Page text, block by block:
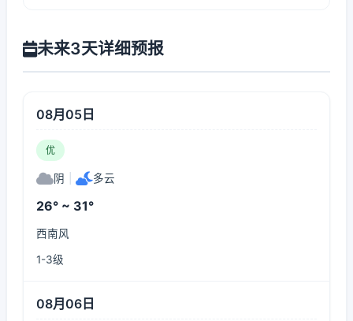
未来3天详细预报
08月05日
优
阴 多云
26° ~ 31°
西南风
1-3级
08月06日